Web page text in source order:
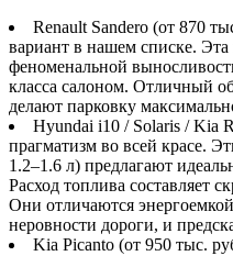
Renault Sandero (от 870
вариант в нашем списке. Эта
феноменальной
класса салоном. Отличный
делают парковку
Hyundai i10 / Solaris / Kia
прагматизм во всей красе.
1.2–1.6 л) предлагают
Расход топлива составляет
Они отличаются
неровности дороги, и
Kia Picanto (от 950 тыс.